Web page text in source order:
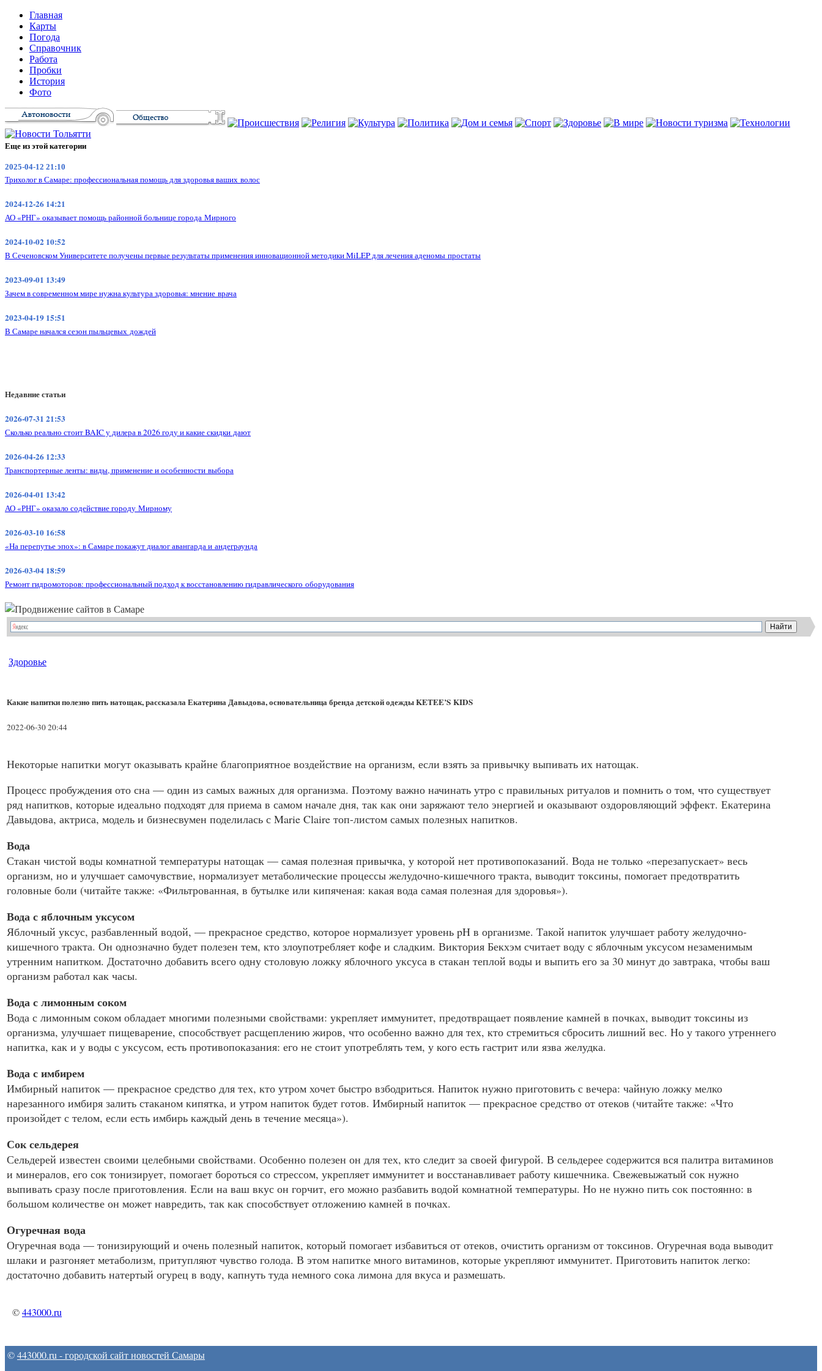
Главная
Карты
Погода
Справочник
Работа
Пробки
История
Фото
Еще из этой категории
2025-04-12 21:10
Трихолог в Самаре: профессиональная помощь для здоровья ваших волос
2024-12-26 14:21
АО «РНГ» оказывает помощь районной больнице города Мирного
2024-10-02 10:52
В Сеченовском Университете получены первые результаты применения инновационной методики MiLEP для лечения аденомы простаты
2023-09-01 13:49
Зачем в современном мире нужна культура здоровья: мнение врача
2023-04-19 15:51
В Самаре начался сезон пыльцевых дождей
Недавние статьи
2026-07-31 21:53
Сколько реально стоит BAIC у дилера в 2026 году и какие скидки дают
2026-04-26 12:33
Транспортерные ленты: виды, применение и особенности выбора
2026-04-01 13:42
АО «РНГ» оказало содействие городу Мирному
2026-03-10 16:58
«На перепутье эпох»: в Самаре покажут диалог авангарда и андеграунда
2026-03-04 18:59
Ремонт гидромоторов: профессиональный подход к восстановлению гидравлического оборудования
Здоровье
Какие напитки полезно пить натощак, рассказала Екатерина Давыдова, основательница бренда детской одежды KETEE’S KIDS
2022-06-30 20:44
Некоторые напитки могут оказывать крайне благоприятное воздействие на организм, если взять за привычку выпивать их натощак.
Процесс пробуждения ото сна — один из самых важных для организма. Поэтому важно начинать утро с правильных ритуалов и помнить о том, что существует
ряд напитков, которые идеально подходят для приема в самом начале дня, так как они заряжают тело энергией и оказывают оздоровляющий эффект. Екатерина
Давыдова, актриса, модель и бизнесвумен поделилась с Marie Claire топ-листом самых полезных напитков.
Вода
Стакан чистой воды комнатной температуры натощак — самая полезная привычка, у которой нет противопоказаний. Вода не только «перезапускает» весь
организм, но и улучшает самочувствие, нормализует метаболические процессы желудочно-кишечного тракта, выводит токсины, помогает предотвратить
головные боли (читайте также: «Фильтрованная, в бутылке или кипяченая: какая вода самая полезная для здоровья»).
Вода с яблочным уксусом
Яблочный уксус, разбавленный водой, — прекрасное средство, которое нормализует уровень pH в организме. Такой напиток улучшает работу желудочно-
кишечного тракта. Он однозначно будет полезен тем, кто злоупотребляет кофе и сладким. Виктория Бекхэм считает воду с яблочным уксусом незаменимым
утренним напитком. Достаточно добавить всего одну столовую ложку яблочного уксуса в стакан теплой воды и выпить его за 30 минут до завтрака, чтобы ваш
организм работал как часы.
Вода с лимонным соком
Вода с лимонным соком обладает многими полезными свойствами: укрепляет иммунитет, предотвращает появление камней в почках, выводит токсины из
организма, улучшает пищеварение, способствует расщеплению жиров, что особенно важно для тех, кто стремиться сбросить лишний вес. Но у такого утреннего
напитка, как и у воды с уксусом, есть противопоказания: его не стоит употреблять тем, у кого есть гастрит или язва желудка.
Вода с имбирем
Имбирный напиток — прекрасное средство для тех, кто утром хочет быстро взбодриться. Напиток нужно приготовить с вечера: чайную ложку мелко
нарезанного имбиря залить стаканом кипятка, и утром напиток будет готов. Имбирный напиток — прекрасное средство от отеков (читайте также: «Что
произойдет с телом, если есть имбирь каждый день в течение месяца»).
Сок сельдерея
Сельдерей известен своими целебными свойствами. Особенно полезен он для тех, кто следит за своей фигурой. В сельдерее содержится вся палитра витаминов
и минералов, его сок тонизирует, помогает бороться со стрессом, укрепляет иммунитет и восстанавливает работу кишечника. Свежевыжатый сок нужно
выпивать сразу после приготовления. Если на ваш вкус он горчит, его можно разбавить водой комнатной температуры. Но не нужно пить сок постоянно: в
большом количестве он может навредить, так как способствует отложению камней в почках.
Огуречная вода
Огуречная вода — тонизирующий и очень полезный напиток, который помогает избавиться от отеков, очистить организм от токсинов. Огуречная вода выводит
шлаки и разгоняет метаболизм, притупляют чувство голода. В этом напитке много витаминов, которые укрепляют иммунитет. Приготовить напиток легко:
достаточно добавить натертый огурец в воду, капнуть туда немного сока лимона для вкуса и размешать.
©443000.ru
©443000.ru - городской сайт новостей Самары